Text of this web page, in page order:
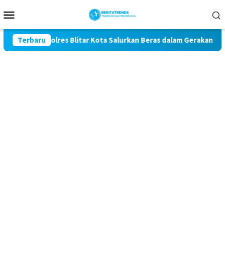
ke
Mobile
Terbaru
81, Polres Blitar Kota Salurkan Beras dalam Gerakan Pangan